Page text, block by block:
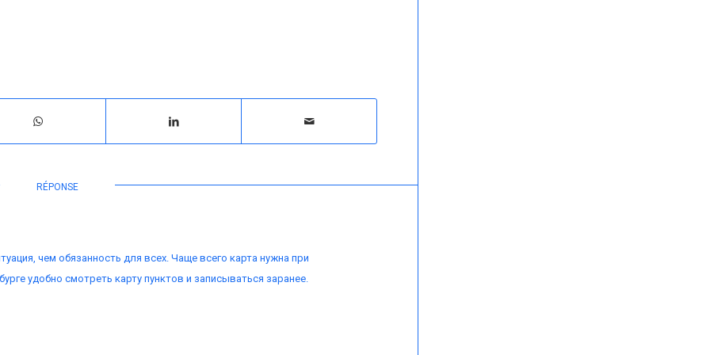
RÉPONSE
чем обязанность для всех. Чаще всего карта нужна при
удобно смотреть карту пунктов и записываться заранее.